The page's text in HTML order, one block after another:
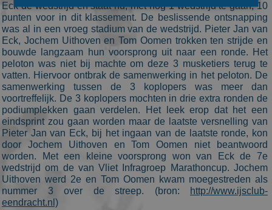
Eck de wedstrijd en staat nu, met nog 1 wedstrijd te gaan, 10
punten voor in dit klassement. De beslissende ontsnapping
was al in een vroeg stadium van de wedstrijd. Pieter Jan van
Eck, Jochem Uithoven en Tom Oomen trokken ten strijde en
bouwde langzaam hun voorsprong uit naar een ronde. Het
peloton was niet bij machte om deze 3 musketiers terug te
vatten. Hiervoor ontbrak de samenwerking in het peloton. De
samenwerking tussen de 3 koplopers was meer dan
voortreffelijk. De 3 koplopers mochten in drie extra ronden de
podiumplekken gaan verdelen. Het leek erop dat het een
eindsprint zou gaan worden maar de laatste versnelling van
Pieter Jan van Eck, bij het ingaan van de laatste ronde, kon
door Jochem Uithoven en Tom Oomen niet beantwoord
worden. Met een kleine voorsprong won van Eck de 7e
wedstrijd om de van Vliet Infragroep Marathoncup. Jochem
Uithoven werd 2e en Tom Oomen kwam moegestreden als
nummer 3 over de streep. (bron:
http://www.ijsclub-
eendracht.nl)
Bezoekersgegevens Gerichte advertenties
Prestatiecookies worden gebruikt om te zien hoe
bezoekers de website gebruiken, bijv. analytische
cookies. Deze cookies kunnen niet worden gebruikt om
een bepaalde bezoeker direct te identificeren.
Naam
Aanbieder /
Domein
Vervaldatum
_ga
Google LLC
.schaatspeloton.nl
1 jaar 1
maand
This cookie
name is
asssociated
with Google
Universal
Analytics -
which is a
significant
update to